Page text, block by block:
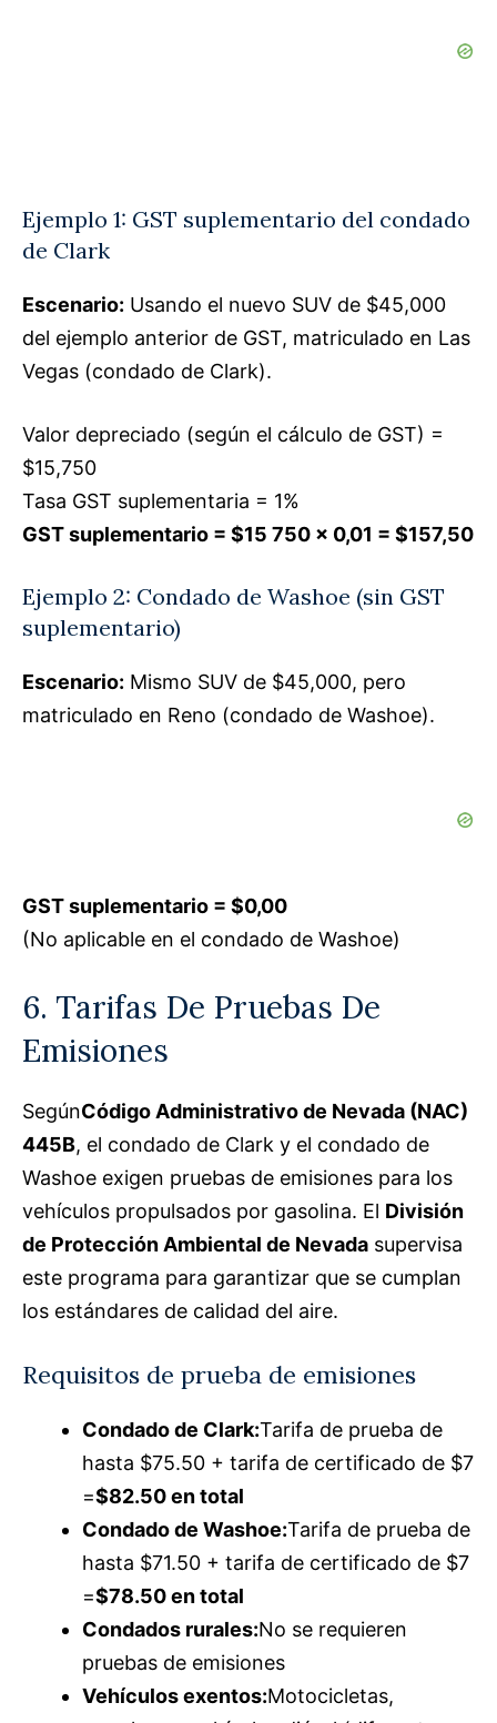
Ejemplo 1: GST suplementario del condado
de Clark
Escenario: Usando el nuevo SUV de $45,000
del ejemplo anterior de GST, matriculado en Las
Vegas (condado de Clark).
Valor depreciado (según el cálculo de GST) =
$15,750
Tasa GST suplementaria = 1%
GST suplementario = $15 750 × 0,01 = $157,50
Ejemplo 2: Condado de Washoe (sin GST
suplementario)
Escenario: Mismo SUV de $45,000, pero
matriculado en Reno (condado de Washoe).
GST suplementario = $0,00
(No aplicable en el condado de Washoe)
6. Tarifas De Pruebas De
Emisiones
SegúnCódigo Administrativo de Nevada (NAC)
445B, el condado de Clark y el condado de
Washoe exigen pruebas de emisiones para los
vehículos propulsados por gasolina. El División
de Protección Ambiental de Nevada supervisa
este programa para garantizar que se cumplan
los estándares de calidad del aire.
Requisitos de prueba de emisiones
Condado de Clark:Tarifa de prueba de
hasta $75.50 + tarifa de certificado de $7
=$82.50 en total
Condado de Washoe:Tarifa de prueba de
hasta $71.50 + tarifa de certificado de $7
=$78.50 en total
Condados rurales:No se requieren
pruebas de emisiones
Vehículos exentos:Motocicletas,